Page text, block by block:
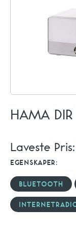
HAMA DIR
Laveste Pris:
EGENSKAPER:
BLUETOOTH